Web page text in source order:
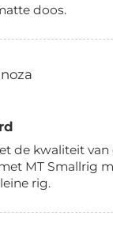
doos.
de kwaliteit
MT Smallrig
rig.